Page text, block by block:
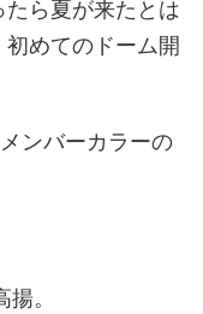
ら夏が来たとは
めてのドーム開
ンバーカラーの
。